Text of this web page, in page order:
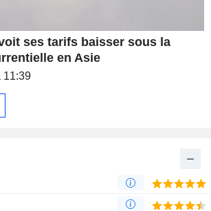
ses tarifs baisser sous la
en Asie
11:39